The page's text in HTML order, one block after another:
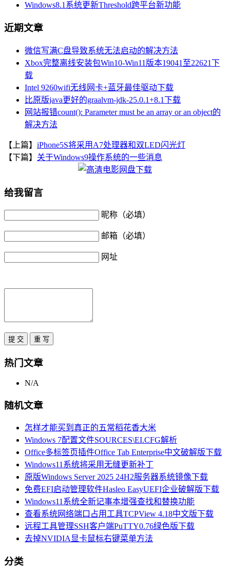
Windows8.1系统更新Threshold跨平台新功能
近期文章
微信写满C盘导致系统无法启动的解决方法
Xbox完整离线安装包Win10-Win11版本19041至22621下
载
Intel 9260wifi无线网卡+蓝牙最佳驱动下载
比原版java更好的graalvm-jdk-25.0.1+8.1下载
网站报错count(): Parameter must be an array or an object的
解决方法
【上篇】 iPhone5S将采用A7处理器和双LED闪光灯
【下篇】 关于Windows9操作系统的一些消息
给我留言
昵称（必填）
邮箱（必填）
网址
热门文章
N/A
随机文章
怎样才能买到真正的五常稻花香大米
Windows 7配置文件SOURCES\EI.CFG解析
Office多标签页插件Office Tab Enterprise中文破解版下载
Windows11系统将采用无缝更新补丁
原版Windows Server 2025 24H2服务器系统镜像下载
免费EFI启动管理软件Hasleo EasyUEFI企业破解版下载
Windows11系统全新记事本增强查找和替换功能
查看系统网络端口占用工具TCPView 4.18中文版下载
远程工具管理SSH客户端PuTTY0.76绿色版下载
去掉NVIDIA显卡鼠标右键菜单方法
分类